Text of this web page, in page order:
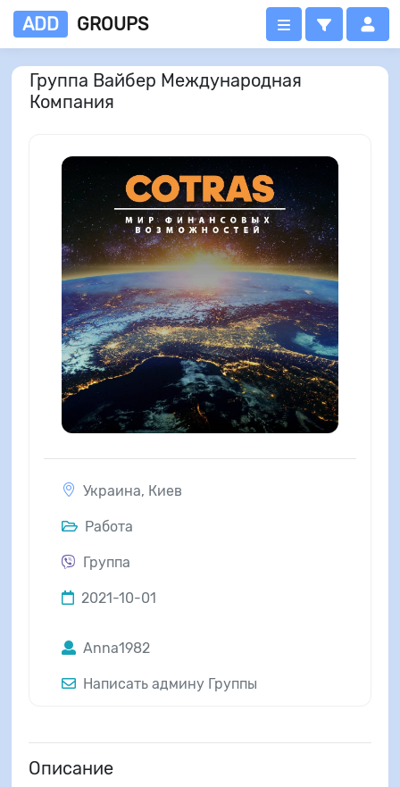
ADD GROUPS
Группа Вайбер Международная
Компания
Украина, Киев
Работа
Группа
2021-10-01
Anna1982
Написать админу Группы
Описание